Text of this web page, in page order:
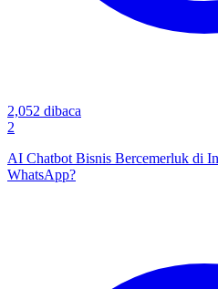
2,052 dibaca
2
AI Chatbot Bisnis Bercemerluk di
WhatsApp?